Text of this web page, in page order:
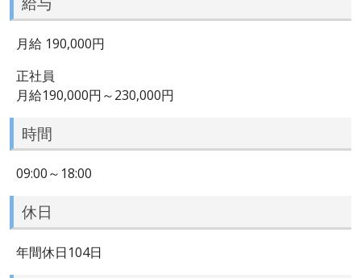
月給 190,000円
正社員
月給190,000円～230,000円
時間
09:00～18:00
休日
年間休日104日